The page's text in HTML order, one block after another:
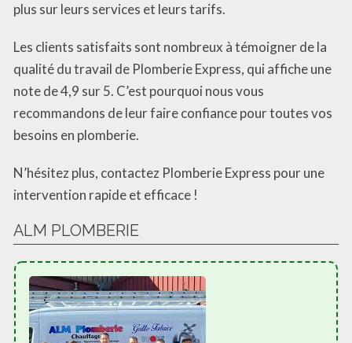
plus sur leurs services et leurs tarifs.
Les clients satisfaits sont nombreux à témoigner de la
qualité du travail de Plomberie Express, qui affiche une
note de 4,9 sur 5. C’est pourquoi nous vous
recommandons de leur faire confiance pour toutes vos
besoins en plomberie.
N’hésitez plus, contactez Plomberie Express pour une
intervention rapide et efficace !
ALM PLOMBERIE